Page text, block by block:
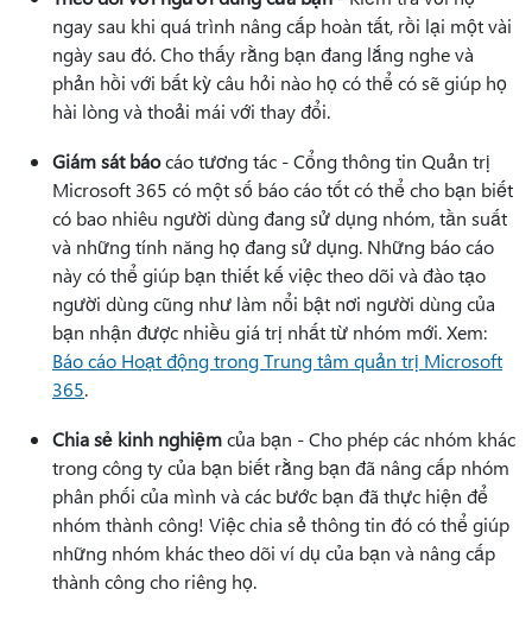
ngay sau khi quá trình nâng cấp hoàn tất, rồi lại một vài
ngày sau đó. Cho thấy rằng bạn đang lắng nghe và
phản hồi với bất kỳ câu hỏi nào họ có thể có sẽ giúp họ
hài lòng và thoải mái với thay đổi.
Giám sát báocáo tương tác - Cổng thông tin Quản trị
Microsoft 365 có một số báo cáo tốt có thể cho bạn biết
có bao nhiêu người dùng đang sử dụng nhóm, tần suất
và những tính năng họ đang sử dụng. Những báo cáo
này có thể giúp bạn thiết kế việc theo dõi và đào tạo
người dùng cũng như làm nổi bật nơi người dùng của
bạn nhận được nhiều giá trị nhất từ nhóm mới. Xem:
Báo cáo Hoạt động trong Trung tâm quản trị Microsoft
365.
Chia sẻ kinh nghiệmcủa bạn - Cho phép các nhóm khác
trong công ty của bạn biết rằng bạn đã nâng cấp nhóm
phân phối của mình và các bước bạn đã thực hiện để
nhóm thành công! Việc chia sẻ thông tin đó có thể giúp
những nhóm khác theo dõi ví dụ của bạn và nâng cấp
thành công cho riêng họ.